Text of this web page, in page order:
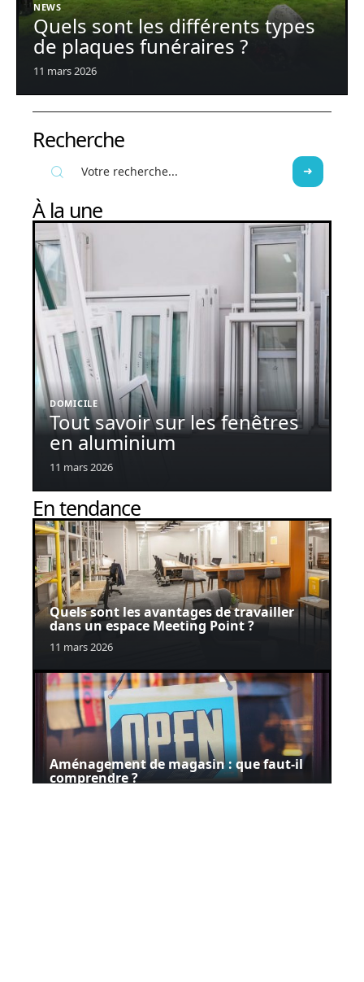
NEWS
Quels sont les différents types
de plaques funéraires ?
11 mars 2026
Recherche
À la une
DOMICILE
Tout savoir sur les fenêtres
en aluminium
11 mars 2026
En tendance
Quels sont les avantages de travailler
dans un espace Meeting Point ?
11 mars 2026
Aménagement de magasin : que faut-il
comprendre ?